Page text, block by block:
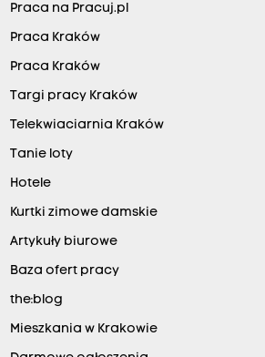
Praca na Pracuj.pl
Praca Kraków
Praca Kraków
Targi pracy Kraków
Telekwiaciarnia Kraków
Tanie loty
Hotele
Kurtki zimowe damskie
Artykuły biurowe
Baza ofert pracy
the:blog
Mieszkania w Krakowie